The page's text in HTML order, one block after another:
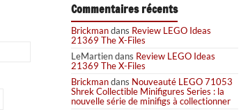
Commentaires récents
Brickmandans Review LEGO Ideas
21369 The X-Files
LeMartiendans Review LEGO Ideas
21369 The X-Files
Brickmandans Nouveauté LEGO 71053
Shrek Collectible Minifigures Series : la
nouvelle série de minifigs à collectionner